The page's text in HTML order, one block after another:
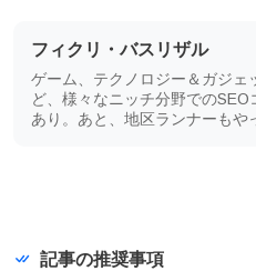
フィクリ・バスリザル
ゲーム、テクノロジー＆ガジェ
ど、様々なニッチ分野での
あり。あと、地区ランナーもや
記事の推奨事項